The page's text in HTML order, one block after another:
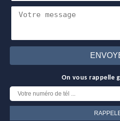
On vous rappelle